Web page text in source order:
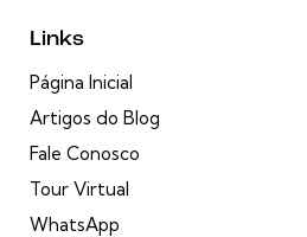
Links
Página Inicial
Artigos do Blog
Fale Conosco
Tour Virtual
WhatsApp